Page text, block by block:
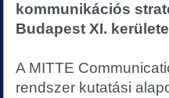
kommunikációs
Budapest XI.
A MITTE
rendszer kutatási